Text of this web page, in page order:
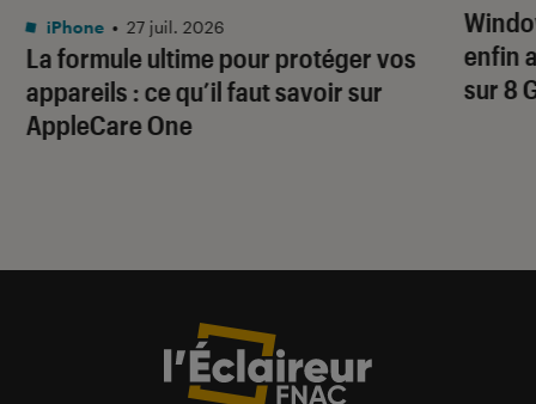
La formule ultime pour protéger vos
appareils : ce qu’il faut savoir sur
AppleCare One
iPhone • 27 juil. 2026
enfin
sur 8